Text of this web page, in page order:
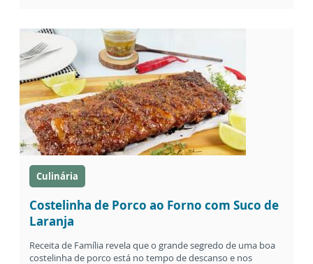
Culinária
Costelinha de Porco ao Forno com Suco de
Laranja
Receita de Família revela que o grande segredo de uma boa
costelinha de porco está no tempo de descanso e nos